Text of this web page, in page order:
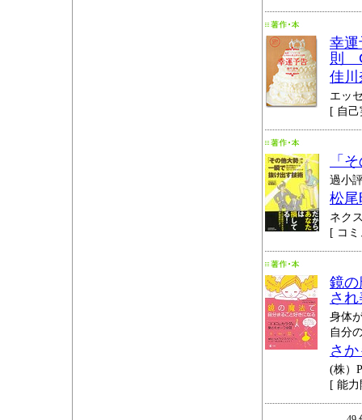
幸
則
佳川
エッ
[ 自
「
過小
松尾
ネク
[ コ
鏡
さ
身体
自分
さ
(株）
[ 能